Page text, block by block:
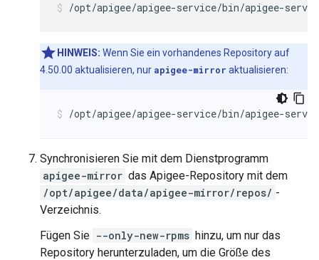
/opt/apigee/apigee-service/bin/apigee-
HINWEIS: Wenn Sie ein vorhandenes Repository auf
4.50.00 aktualisieren, nur apigee-mirror aktualisieren:
/opt/apigee/apigee-service/bin/apigee-
Synchronisieren Sie mit dem Dienstprogramm
apigee-mirror das Apigee-Repository mit dem
/opt/apigee/data/apigee-mirror/repos/ -
Verzeichnis.
Fügen Sie --only-new-rpms hinzu, um nur das
Repository herunterzuladen, um die Größe des